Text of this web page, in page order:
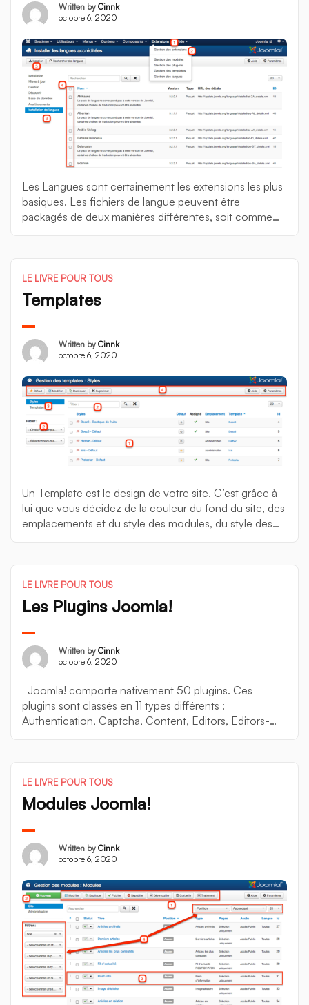
Written by Cinnk
octobre 6, 2020
Les Langues sont certainement les extensions les plus
basiques. Les fichiers de langue peuvent être
packagés de deux manières différentes, soit comme
retrouverez ces packs de langue dans […]
LE LIVRE POUR TOUS
Templates
Written by Cinnk
octobre 6, 2020
Un Template est le design de votre site. C’est grâce à
lui que vous décidez de la couleur du fond du site, des
emplacements et du style des modules, du style des
LE LIVRE POUR TOUS
Les Plugins Joomla!
Written by Cinnk
octobre 6, 2020
Joomla! comporte nativement 50 plugins. Ces
plugins sont classés en 11 types différents :
Authentication, Captcha, Content, Editors, Editors-
plugins, vous devez être extrêmement prudent.
Désactiver certains plugins peut tout simplement vous
mener à […]
LE LIVRE POUR TOUS
Modules Joomla!
Written by Cinnk
octobre 6, 2020